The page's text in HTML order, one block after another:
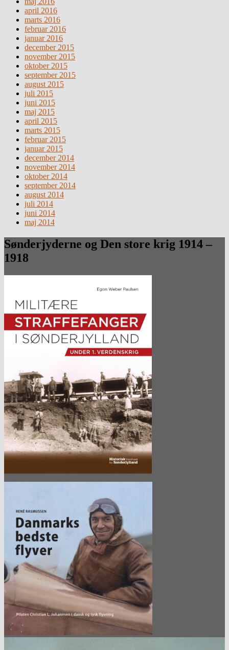
april 2016
marts 2016
februar 2016
januar 2016
december 2015
november 2015
oktober 2015
september 2015
august 2015
juli 2015
juni 2015
maj 2015
april 2015
marts 2015
februar 2015
januar 2015
december 2014
november 2014
oktober 2014
september 2014
august 2014
juli 2014
juni 2014
maj 2014
Sønderjyderne og Den store krig 1914 –
1918